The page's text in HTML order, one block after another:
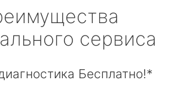
сервиса
Бесплатно!*